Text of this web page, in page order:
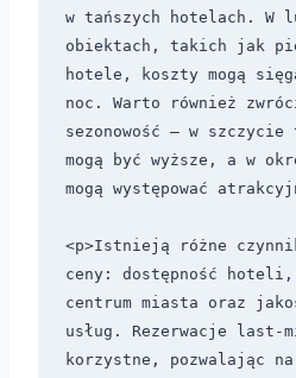
w tańszych hotelach. W
obiektach, takich jak
hotele, koszty mogą
noc. Warto również
sezonowość – w szczycie
mogą być wyższe, a w
mogą występować
<p>Istnieją różne
ceny: dostępność
centrum miasta oraz
usług. Rezerwacje last-
korzystne, pozwalając